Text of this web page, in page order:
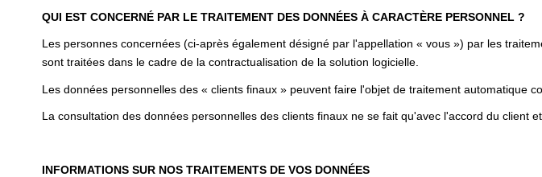
QUI EST CONCERNÉ PAR LE TRAITEMENT DES DONNÉES À CARACTÈRE PERSONNEL ?
Les personnes concernées (ci-après également désigné par l'appellation « vous ») par les
sont traitées dans le cadre de la contractualisation de la solution logicielle.
Les données personnelles des « clients finaux » peuvent faire l'objet de traitement automatique
La consultation des données personnelles des clients finaux ne se fait qu'avec l'accord du client
INFORMATIONS SUR NOS TRAITEMENTS DE VOS DONNÉES